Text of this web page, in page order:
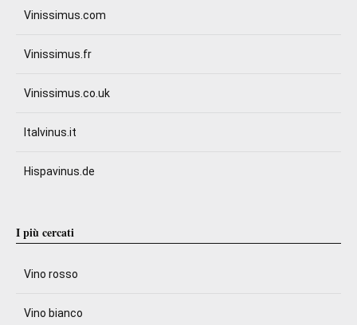
Vinissimus.com
Vinissimus.fr
Vinissimus.co.uk
Italvinus.it
Hispavinus.de
I più cercati
Vino rosso
Vino bianco